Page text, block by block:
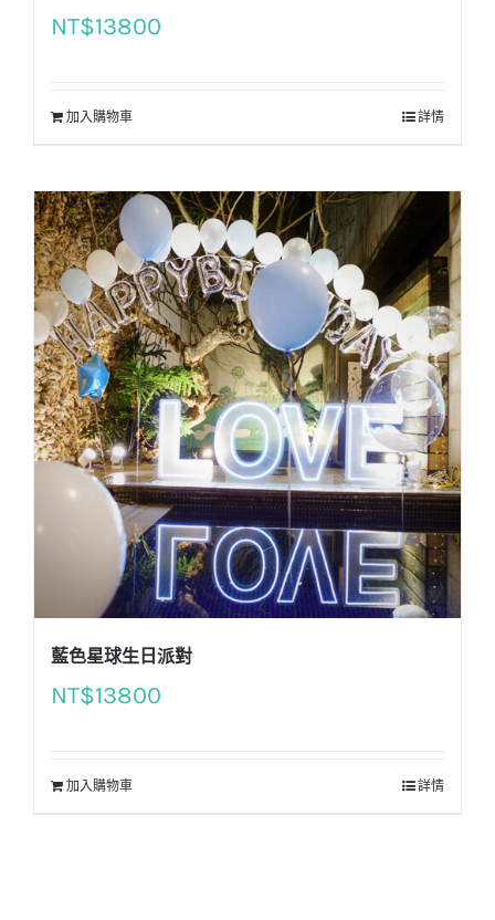
NT$13800
加入購物車 詳情
藍色星球生日派對
NT$13800
加入購物車 詳情